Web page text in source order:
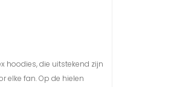
hoodies, die uitstekend zijn
elke fan. Op de hielen